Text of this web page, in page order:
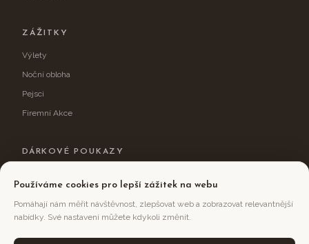
ZÁŽITKY
Výlety
Noční obloha
Pejsci
Firemní Akce
DÁRKOVÉ POUKAZY
Vybrat voucher →
Používáme cookies pro lepší zážitek na webu
Pomáhají nám měřit návštěvnost, zlepšovat web a zobrazovat relevantnější
nabídky. Své nastavení můžete kdykoli změnit.